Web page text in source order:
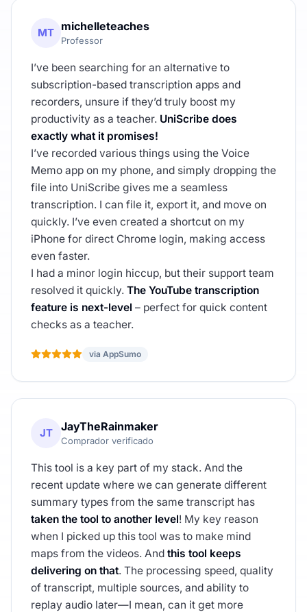
MT michelleteaches
Professor
I’ve been searching for an alternative to
subscription-based transcription apps and
recorders, unsure if they’d truly boost my
productivity as a teacher. UniScribe does
exactly what it promises!
I’ve recorded various things using the Voice
Memo app on my phone, and simply dropping the
file into UniScribe gives me a seamless
transcription. I can file it, export it, and move on
quickly. I’ve even created a shortcut on my
iPhone for direct Chrome login, making access
even faster.
I had a minor login hiccup, but their support team
resolved it quickly. The YouTube transcription
feature is next-level – perfect for quick content
checks as a teacher.
via AppSumo
JT JayTheRainmaker
Comprador verificado
This tool is a key part of my stack. And the
recent update where we can generate different
summary types from the same transcript has
taken the tool to another level! My key reason
when I picked up this tool was to make mind
maps from the videos. And this tool keeps
delivering on that. The processing speed, quality
of transcript, multiple sources, and ability to
replay audio later—I mean, can it get more